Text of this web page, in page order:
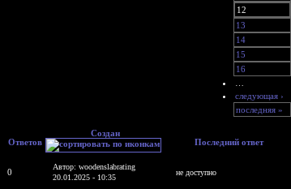
12
13
14
15
16
следующая ›
последняя »
Ответов
Создан
Последний ответ
0
Автор: woodenslabrating
20.01.2025 - 10:35
не доступно